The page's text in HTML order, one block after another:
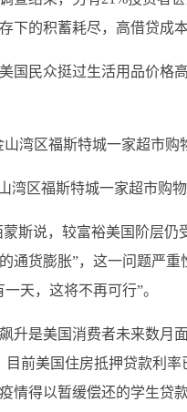
下的积蓄耗尽，高借贷成
民众挺过生活用品价格
湾区福斯特城一家超市购
说，较富裕美国阶层仍
通货膨胀”，这一问题严重
天，这将不再可行”。
是美国消费者未来数月
前美国住房抵押贷款利
情得以暂缓偿还的学生贷